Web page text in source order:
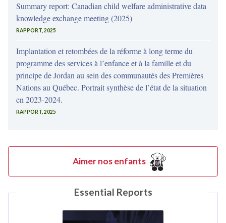
Summary report: Canadian child welfare administrative data
knowledge exchange meeting (2025)
RAPPORT, 2025
Implantation et retombées de la réforme à long terme du
programme des services à l’enfance et à la famille et du
principe de Jordan au sein des communautés des Premières
Nations au Québec. Portrait synthèse de l’état de la situation
en 2023-2024.
RAPPORT, 2025
Aimer nos enfants
Essential Reports